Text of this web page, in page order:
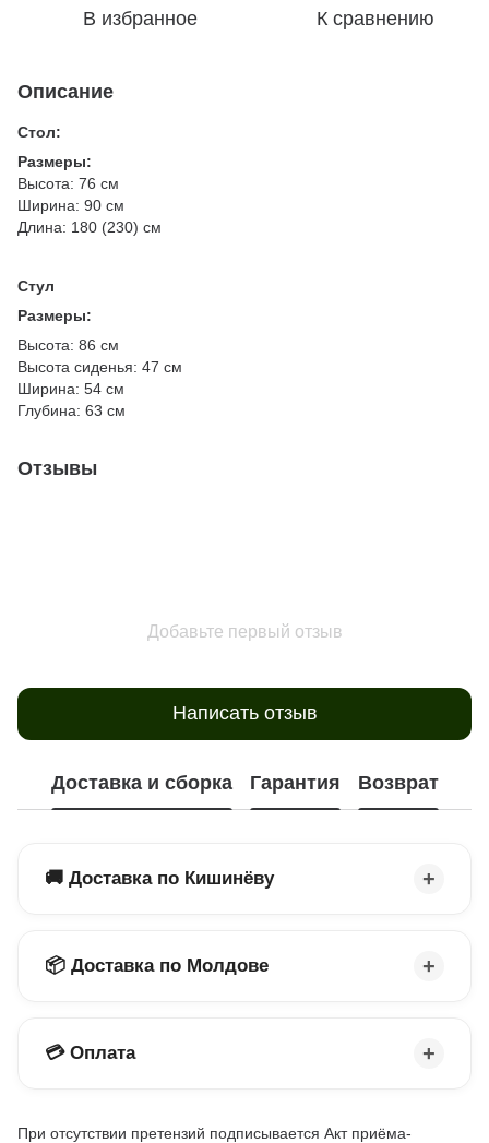
В избранное К сравнению
Описание
Стол:
Размеры:
Высота: 76 см
Ширина: 90 см
Длина: 180 (230) см
Стул
Размеры:
Высота: 86 см
Высота сиденья: 47 см
Ширина: 54 см
Глубина: 63 см
Отзывы
Добавьте первый отзыв
Написать отзыв
Доставка и сборка Гарантия Возврат
🚚 Доставка по Кишинёву
📦 Доставка по Молдове
💳 Оплата
При отсутствии претензий подписывается Акт приёма-